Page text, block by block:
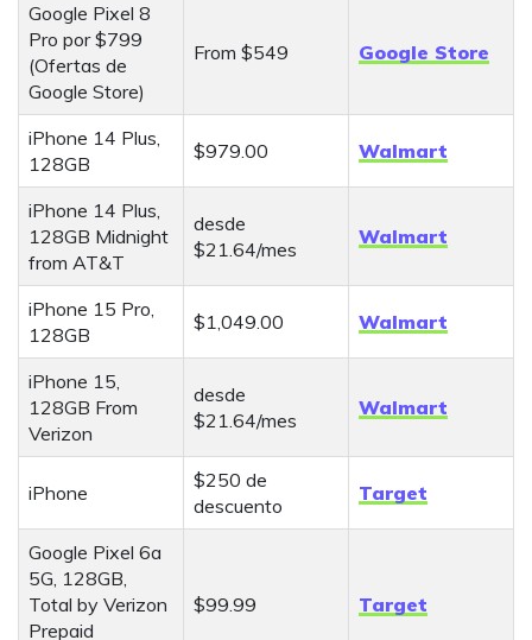
Google Pixel 8
Pro por $799
(Ofertas de
Google Store)
From $549 Google Store
iPhone 14 Plus,
128GB
$979.00 Walmart
iPhone 14 Plus,
128GB Midnight
from AT&T
desde
$21.64/mes
Walmart
iPhone 15 Pro,
128GB
$1,049.00 Walmart
iPhone 15,
128GB From
Verizon
desde
$21.64/mes
Walmart
iPhone
$250 de
descuento
Target
Google Pixel 6a
5G, 128GB,
Total by Verizon
Prepaid
$99.99 Target